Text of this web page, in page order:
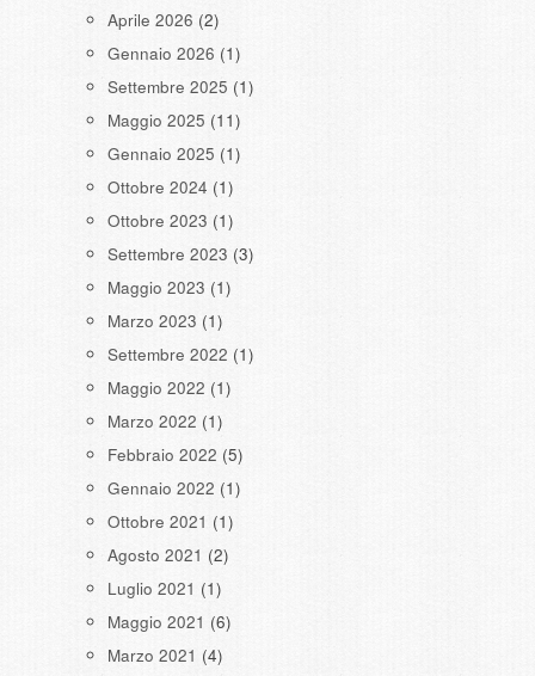
Aprile 2026 (2)
Gennaio 2026 (1)
Settembre 2025 (1)
Maggio 2025 (11)
Gennaio 2025 (1)
Ottobre 2024 (1)
Ottobre 2023 (1)
Settembre 2023 (3)
Maggio 2023 (1)
Marzo 2023 (1)
Settembre 2022 (1)
Maggio 2022 (1)
Marzo 2022 (1)
Febbraio 2022 (5)
Gennaio 2022 (1)
Ottobre 2021 (1)
Agosto 2021 (2)
Luglio 2021 (1)
Maggio 2021 (6)
Marzo 2021 (4)